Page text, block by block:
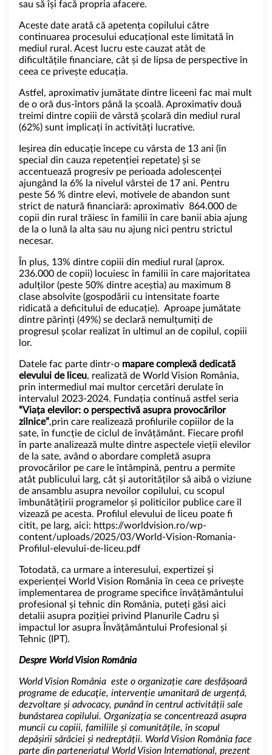
sau să își facă propria afacere.
Aceste date arată că apetența copilului către
continuarea procesului educațional este limitată în
mediul rural. Acest lucru este cauzat atât de
dificultățile financiare, cât și de lipsa de perspective în
ceea ce privește educația.
Astfel, aproximativ jumătate dintre liceeni fac mai mult
de o oră dus-întors până la școală. Aproximativ două
treimi dintre copiii de vârstă școlară din mediul rural
(62%) sunt implicați în activități lucrative.
Ieșirea din educație începe cu vârsta de 13 ani (în
special din cauza repetenției repetate) și se
accentuează progresiv pe perioada adolescenței
ajungând la 6% la nivelul vârstei de 17 ani. Pentru
peste 56 % dintre elevi, motivele de abandon sunt
strict de natură financiară: aproximativ 864.000 de
copii din rural trăiesc în familii în care banii abia ajung
de la o lună la alta sau nu ajung nici pentru strictul
necesar.
În plus, 13% dintre copiii din mediul rural (aprox.
236.000 de copii) locuiesc în familii în care majoritatea
adulților (peste 50% dintre aceștia) au maximum 8
clase absolvite (gospodării cu intensitate foarte
ridicată a deficitului de educație). Aproape jumătate
dintre părinți (49%) se declară nemulțumiți de
progresul școlar realizat în ultimul an de copilul, copiii
lor.
Datele fac parte dintr-o mapare complexă dedicată
elevului de liceu, realizată de World Vision România,
prin intermediul mai multor cercetări derulate în
intervalul 2023-2024. Fundația continuă astfel seria
“Viața elevilor: o perspectivă asupra provocărilor
zilnice”,prin care realizează profilurile copiilor de la
sate, în funcție de ciclul de învățământ. Fiecare profil
în parte analizează multe dintre aspectele vieții elevilor
de la sate, având o abordare completă asupra
provocărilor pe care le întâmpină, pentru a permite
atât publicului larg, cât și autorităților să aibă o viziune
de ansamblu asupra nevoilor copilului, cu scopul
îmbunătățirii programelor și politicilor publice care îl
vizează pe acesta. Profilul elevului de liceu poate fi
citit, pe larg, aici: https://worldvision.ro/wp-
content/uploads/2025/03/World-Vision-Romania-
Profilul-elevului-de-liceu.pdf
Totodată, ca urmare a interesului, expertizei și
experienței World Vision România în ceea ce privește
implementarea de programe specifice învățământului
profesional și tehnic din România, puteți găsi aici
detalii asupra poziției privind Planurile Cadru și
impactul lor asupra Învățământului Profesional și
Tehnic (IPT).
Despre World Vision România
World Vision România este o organizație care desfășoară
programe de educaţie, intervenție umanitară de urgență,
dezvoltare și advocacy, punând în centrul activității sale
bunăstarea copilului. Organizația se concentrează asupra
muncii cu copiii, familiile și comunitățile, în scopul
depășirii sărăciei și nedreptății. World Vision România face
parte din parteneriatul World Vision International, prezent